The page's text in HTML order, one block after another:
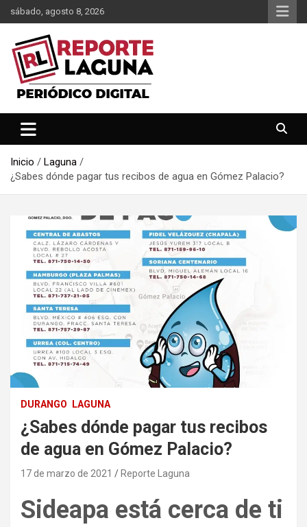
Saltar
al
contenido
sábado, agosto 8, 2026
Reporte Laguna
Inicio
Laguna
¿Sabes dónde pagar tus recibos de agua en Gómez Palacio?
DURANGO LAGUNA
¿Sabes dónde pagar tus recibos
de agua en Gómez Palacio?
17 de marzo de 2021 Reporte Laguna
Sideapa está cerca de ti